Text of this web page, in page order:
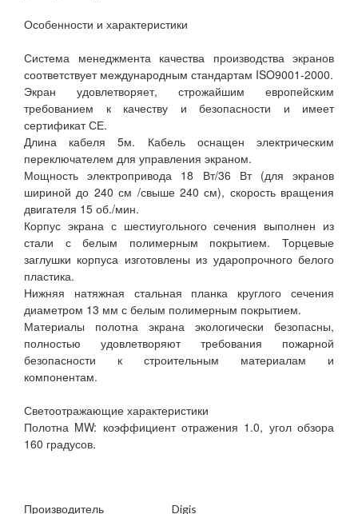
Особенности и характеристики
Система менеджмента качества производства экранов
соответствует международным стандартам ISO9001-2000.
Экран удовлетворяет, строжайшим европейским
требованием к качеству и безопасности и имеет
сертификат СЕ.
Длина кабеля 5м. Кабель оснащен электрическим
переключателем для управления экраном.
Мощность электропривода 18 Вт/36 Вт (для экранов
шириной до 240 см /свыше 240 см), скорость вращения
двигателя 15 об./мин.
Корпус экрана с шестиугольного сечения выполнен из
стали с белым полимерным покрытием. Торцевые
заглушки корпуса изготовлены из ударопрочного белого
пластика.
Нижняя натяжная стальная планка круглого сечения
диаметром 13 мм с белым полимерным покрытием.
Материалы полотна экрана экологически безопасны,
полностью удовлетворяют требования пожарной
безопасности к строительным материалам и
компонентам.
Светоотражающие характеристики
Полотна MW: коэффициент отражения 1.0, угол обзора
160 градусов.
Производитель Digis